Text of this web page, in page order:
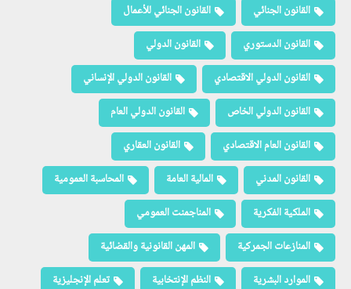
القانون الجنائي
القانون الجنائي للأعمال
القانون الدستوري
القانون الدولي
القانون الدولي الاقتصادي
القانون الدولي الإنساني
القانون الدولي الخاص
القانون الدولي العام
القانون العام الاقتصادي
القانون العقاري
القانون المدني
المالية العامة
المحاسبة العمومية
الملكية الفكرية
المناجمنت العمومي
المنازعات الجمركية
المهن القانونية والقضائية
الموارد البشرية
النظم الإنتخابية تعلم الإنجليزية